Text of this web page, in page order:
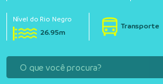
Nível do Rio Negro
26.95m
Transporte